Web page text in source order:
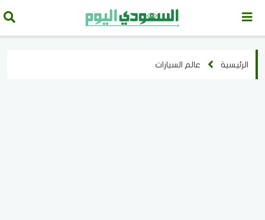
الرئيسية عالم السيارات